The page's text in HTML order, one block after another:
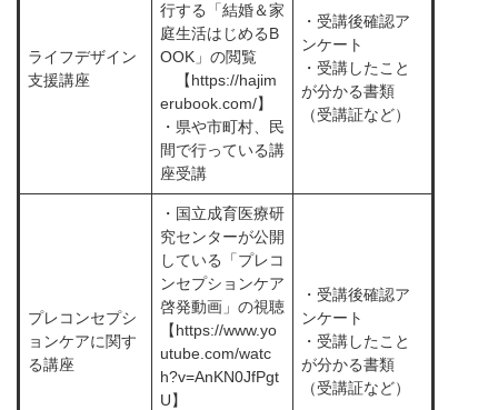
ライフデザイン
支援講座
行する「結婚＆家
庭生活はじめるB
OOK」の閲覧
【https://hajim
erubook.com/】
・県や市町村、民
間で行っている講
座受講
・受講後確認ア
ンケート
・受講したこと
が分かる書類
（受講証など）
プレコンセプシ
ョンケアに関す
る講座
・国立成育医療研
究センターが公開
している「プレコ
ンセプションケア
啓発動画」の視聴
【https://www.yo
utube.com/watc
h?v=AnKN0JfPgt
U】
・受講後確認ア
ンケート
・受講したこと
が分かる書類
（受講証など）